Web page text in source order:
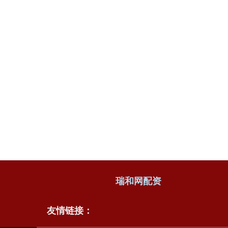
瑞和网配资
友情链接：